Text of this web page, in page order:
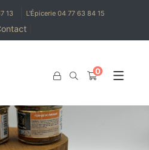
13 L'Épicerie 04 77 63 84 15
0